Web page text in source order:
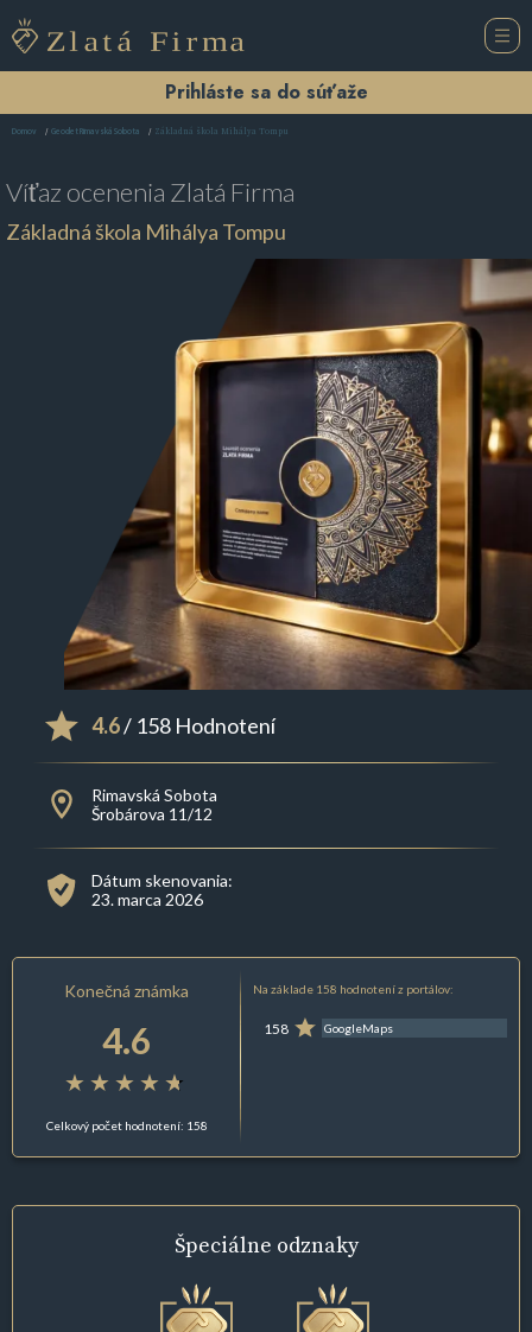
Prihláste sa do súťaže
Domov Geodet Rimavská Sobota Základná škola Mihálya Tompu
Víťaz ocenenia Zlatá Firma
Základná škola Mihálya Tompu
4.6/ 158 Hodnotení
Rimavská Sobota
Šrobárova 11/12
Dátum skenovania:
23. marca 2026
Konečná známka
4.6
Celkový počet hodnotení: 158
Na základe 158 hodnotení z portálov:
158 GoogleMaps
Špeciálne odznaky